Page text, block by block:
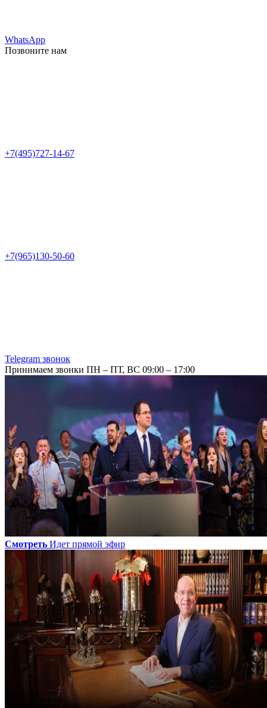
WhatsApp
Позвоните нам
+7(495)727-14-67
+7(965)130-50-60
Telegram звонок
Принимаем звонки ПН – ПТ, ВС 09:00 – 17:00
Смотреть Идет прямой эфир